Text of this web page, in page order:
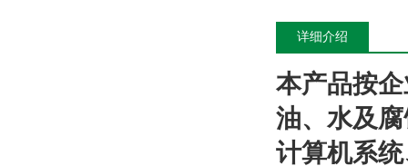
详细介绍
本产品按
油、水及
计算机系